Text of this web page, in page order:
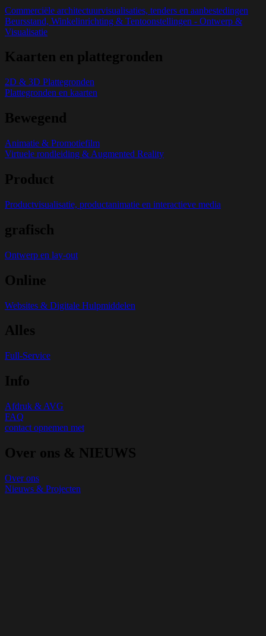
Commerciële architectuurvisualisaties, tenders en aanbestedingen
Beursstand, Winkelinrichting & Tentoonstellingen - Ontwerp &
Visualisatie
Kaarten en plattegronden
2D & 3D Plattegronden
Plattegronden en kaarten
Bewegend
Animatie & Promotiefilm
Virtuele rondleiding & Augmented Reality
Product
Productvisualisatie, productanimatie en interactieve media
grafisch
Ontwerp en lay-out
Online
Websites & Digitale Hulpmiddelen
Alles
Full-Service
Info
Afdruk & AVG
FAQ
contact opnemen met
Over ons & NIEUWS
Over ons
Nieuws & Projecten